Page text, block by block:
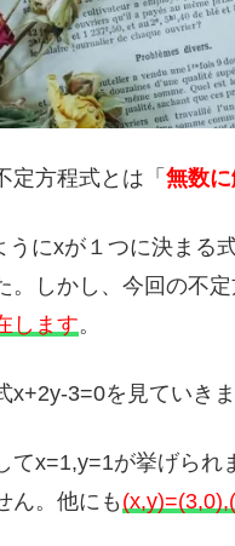
定方程式とは「 無数
うにxが１つに決まる
。しかし、今回の不定
します。
3=0を見ていきま
てx=1,y=1が挙げら
ん。他にも